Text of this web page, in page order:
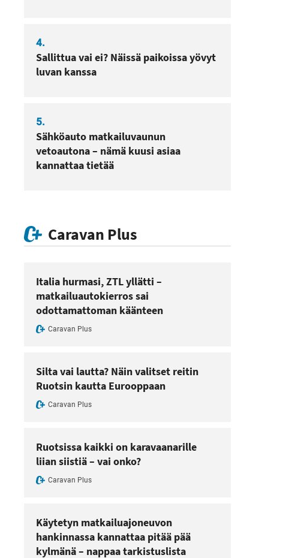
4.
Sallittua vai ei? Näissä paikoissa yövyt
luvan kanssa
5.
Sähköauto matkailuvaunun
vetoautona – nämä kuusi asiaa
kannattaa tietää
Caravan Plus
Italia hurmasi, ZTL yllätti –
matkailuautokierros sai
odottamattoman käänteen
Caravan Plus
Silta vai lautta? Näin valitset reitin
Ruotsin kautta Eurooppaan
Caravan Plus
Ruotsissa kaikki on karavaanarille
liian siistiä – vai onko?
Caravan Plus
Käytetyn matkailuajoneuvon
hankinnassa kannattaa pitää pää
kylmänä – nappaa tarkistuslista